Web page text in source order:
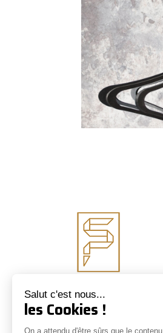
Salut c'est nous...
les Cookies !
On a attendu d'être sûrs que le contenu
Suivez-nous